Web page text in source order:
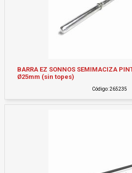
BARRA EZ SONNOS SEMIMACIZA
Ø25mm (sin topes)
Código: 265235